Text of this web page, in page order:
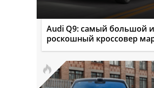
Audi Q9: самый большой и
роскошный кроссовер